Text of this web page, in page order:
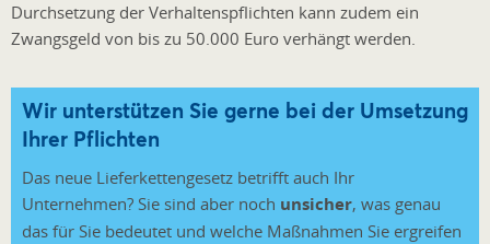
Durchsetzung der Verhaltenspflichten kann zudem ein
Zwangsgeld von bis zu 50.000 Euro verhängt werden.
Wir unterstützen Sie gerne bei der Umsetzung
Ihrer Pflichten
Das neue Lieferkettengesetz betrifft auch Ihr
Unternehmen? Sie sind aber noch unsicher, was genau
das für Sie bedeutet und welche Maßnahmen Sie ergreifen